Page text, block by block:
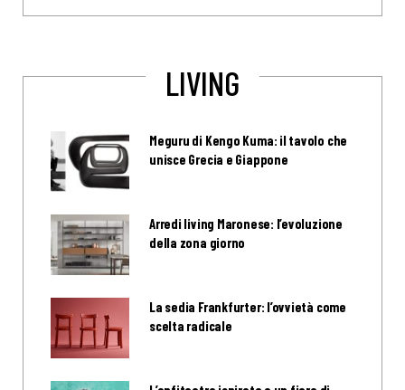
LIVING
Meguru di Kengo Kuma: il tavolo che
unisce Grecia e Giappone
Arredi living Maronese: l’evoluzione
della zona giorno
La sedia Frankfurter: l’ovvietà come
scelta radicale